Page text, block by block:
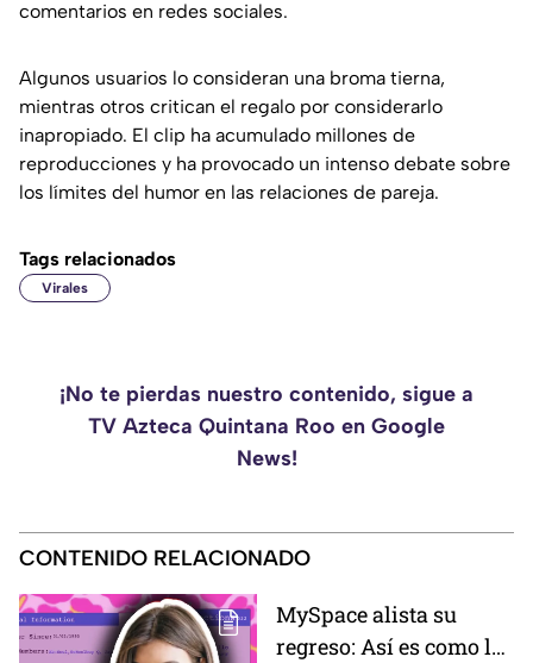
comentarios en redes sociales.
Algunos usuarios lo consideran una broma tierna,
mientras otros critican el regalo por considerarlo
inapropiado. El clip ha acumulado millones de
reproducciones y ha provocado un intenso debate sobre
los límites del humor en las relaciones de pareja.
Tags relacionados
Virales
¡No te pierdas nuestro contenido, sigue a
TV Azteca Quintana Roo en Google
News!
CONTENIDO RELACIONADO
MySpace alista su
regreso: Así es como la